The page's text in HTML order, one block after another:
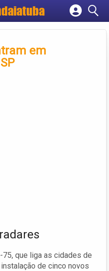
empresa
conta em
75, que liga as cidades de
de cinco novos